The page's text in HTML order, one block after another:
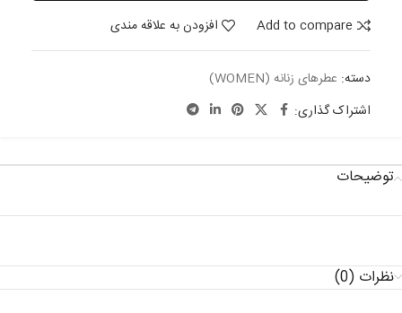
Add to compare
افزودن به علاقه مندی
دسته: عطرهای زنانه (WOMEN)
اشتراک گذاری:
توضیحات
نظرات (0)